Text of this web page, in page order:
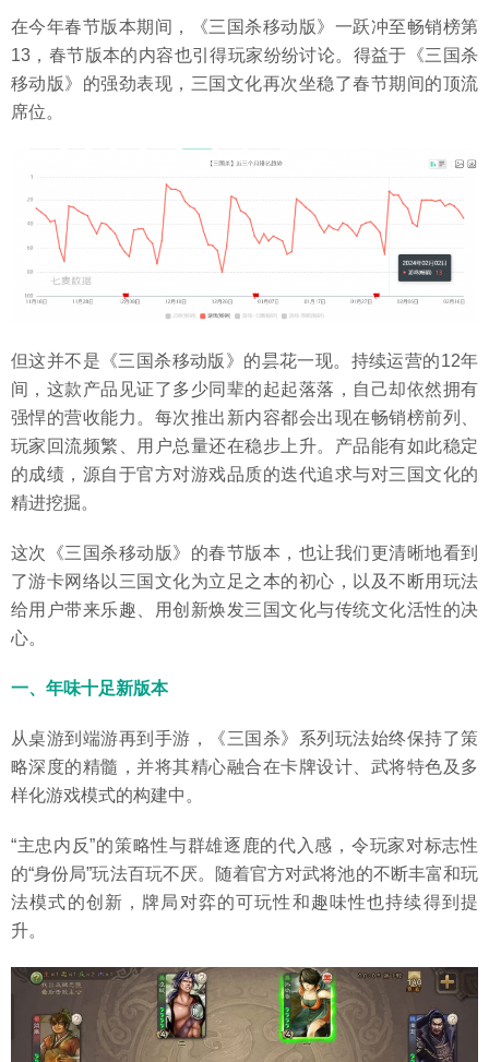
在今年春节版本期间，《三国杀移动版》一跃冲至畅销榜第
13，春节版本的内容也引得玩家纷纷讨论。得益于《三国杀
移动版》的强劲表现，三国文化再次坐稳了春节期间的顶流
席位。
但这并不是《三国杀移动版》的昙花一现。持续运营的12年
间，这款产品见证了多少同辈的起起落落，自己却依然拥有
强悍的营收能力。每次推出新内容都会出现在畅销榜前列、
玩家回流频繁、用户总量还在稳步上升。产品能有如此稳定
的成绩，源自于官方对游戏品质的迭代追求与对三国文化的
精进挖掘。
这次《三国杀移动版》的春节版本，也让我们更清晰地看到
了游卡网络以三国文化为立足之本的初心，以及不断用玩法
给用户带来乐趣、用创新焕发三国文化与传统文化活性的决
心。
一、年味十足新版本
从桌游到端游再到手游，《三国杀》系列玩法始终保持了策
略深度的精髓，并将其精心融合在卡牌设计、武将特色及多
样化游戏模式的构建中。
“主忠内反”的策略性与群雄逐鹿的代入感，令玩家对标志性
的“身份局”玩法百玩不厌。随着官方对武将池的不断丰富和玩
法模式的创新，牌局对弈的可玩性和趣味性也持续得到提
升。